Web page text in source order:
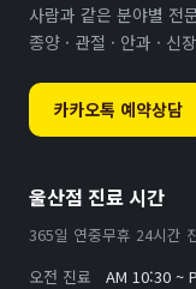
사람과 같은 분야별 전
종양 · 관절 · 안과 · 신
카카오톡 예약상담
울산점 진료 시간
365일 연중무휴 24시간
오전 진료
AM 10:30 ~